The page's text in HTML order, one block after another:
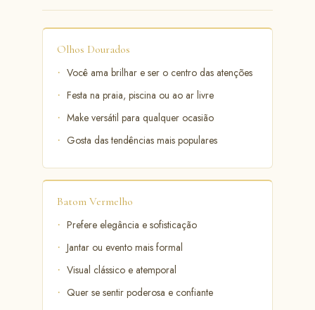
Olhos Dourados
Você ama brilhar e ser o centro das atenções
Festa na praia, piscina ou ao ar livre
Make versátil para qualquer ocasião
Gosta das tendências mais populares
Batom Vermelho
Prefere elegância e sofisticação
Jantar ou evento mais formal
Visual clássico e atemporal
Quer se sentir poderosa e confiante